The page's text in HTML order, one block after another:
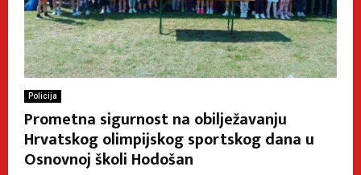
Policija
Prometna sigurnost na obilježavanju
Hrvatskog olimpijskog sportskog dana u
Osnovnoj školi Hodošan